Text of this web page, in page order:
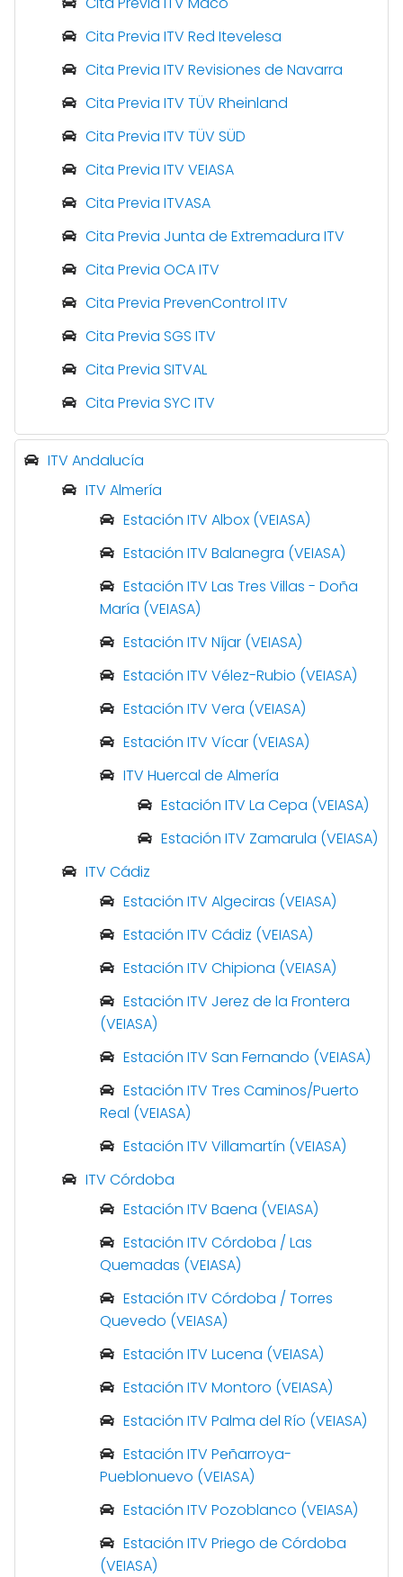
Cita Previa ITV Red Itevelesa
Cita Previa ITV Revisiones de Navarra
Cita Previa ITV TÜV Rheinland
Cita Previa ITV TÜV SÜD
Cita Previa ITV VEIASA
Cita Previa ITVASA
Cita Previa Junta de Extremadura ITV
Cita Previa OCA ITV
Cita Previa PrevenControl ITV
Cita Previa SGS ITV
Cita Previa SITVAL
Cita Previa SYC ITV
ITV Andalucía
ITV Almería
Estación ITV Albox (VEIASA)
Estación ITV Balanegra (VEIASA)
Estación ITV Las Tres Villas - Doña
María (VEIASA)
Estación ITV Níjar (VEIASA)
Estación ITV Vélez-Rubio (VEIASA)
Estación ITV Vera (VEIASA)
Estación ITV Vícar (VEIASA)
ITV Huercal de Almería
Estación ITV La Cepa (VEIASA)
Estación ITV Zamarula (VEIASA)
ITV Cádiz
Estación ITV Algeciras (VEIASA)
Estación ITV Cádiz (VEIASA)
Estación ITV Chipiona (VEIASA)
Estación ITV Jerez de la Frontera
(VEIASA)
Estación ITV San Fernando (VEIASA)
Estación ITV Tres Caminos/Puerto
Real (VEIASA)
Estación ITV Villamartín (VEIASA)
ITV Córdoba
Estación ITV Baena (VEIASA)
Estación ITV Córdoba / Las
Quemadas (VEIASA)
Estación ITV Córdoba / Torres
Quevedo (VEIASA)
Estación ITV Lucena (VEIASA)
Estación ITV Montoro (VEIASA)
Estación ITV Palma del Río (VEIASA)
Estación ITV Peñarroya-
Pueblonuevo (VEIASA)
Estación ITV Pozoblanco (VEIASA)
Estación ITV Priego de Córdoba
(VEIASA)